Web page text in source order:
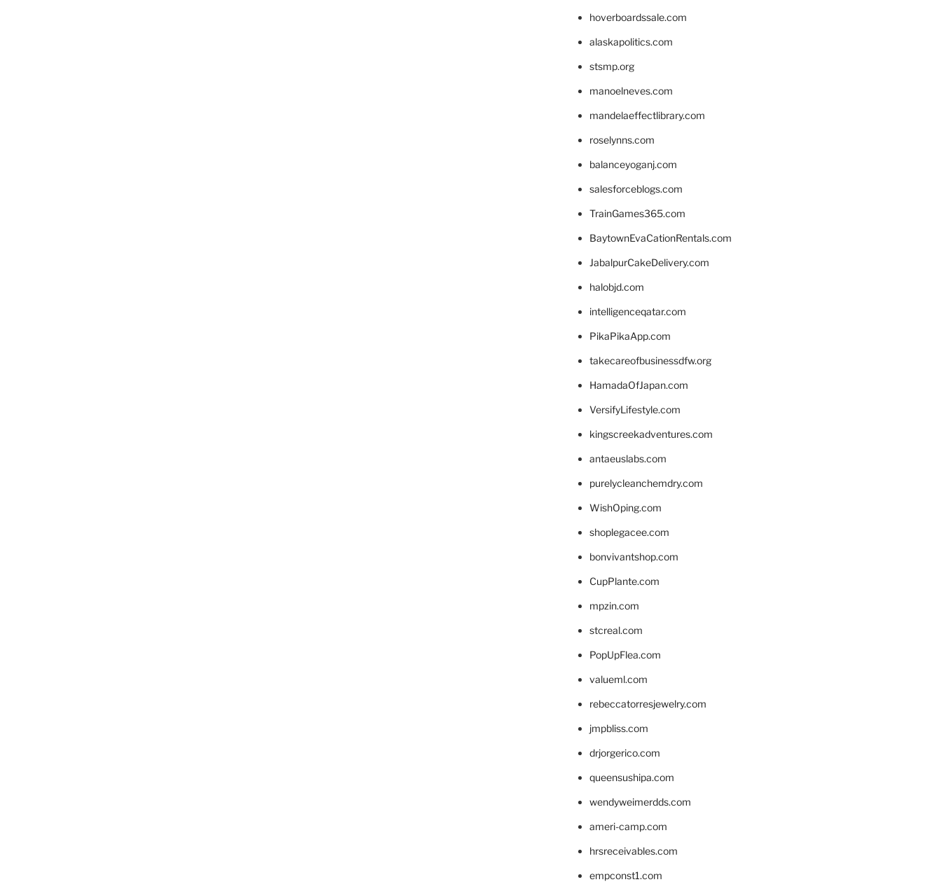
hoverboardssale.com
alaskapolitics.com
stsmp.org
manoelneves.com
mandelaeffectlibrary.com
roselynns.com
balanceyoganj.com
salesforceblogs.com
TrainGames365.com
BaytownEvaCationRentals.com
JabalpurCakeDelivery.com
halobjd.com
intelligenceqatar.com
PikaPikaApp.com
takecareofbusinessdfw.org
HamadaOfJapan.com
VersifyLifestyle.com
kingscreekadventures.com
antaeuslabs.com
purelycleanchemdry.com
WishOping.com
shoplegacee.com
bonvivantshop.com
CupPlante.com
mpzin.com
stcreal.com
PopUpFlea.com
valueml.com
rebeccatorresjewelry.com
jmpbliss.com
drjorgerico.com
queensushipa.com
wendyweimerdds.com
ameri-camp.com
hrsreceivables.com
empconst1.com